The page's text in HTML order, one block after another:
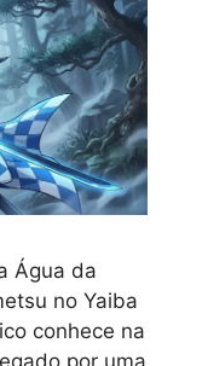
Água da
no Yaiba
conhece na